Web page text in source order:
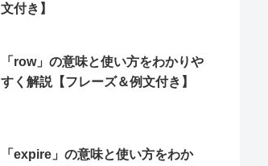
文付き】
「row」の意味と使い方をわかりや
すく解説【フレーズ＆例文付き】
「expire」の意味と使い方をわか